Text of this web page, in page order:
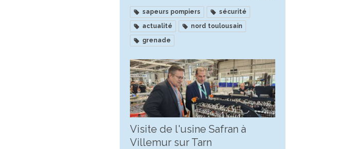
sapeurs pompiers
sécurité
actualité
nord toulousain
grenade
Visite de l'usine Safran à
Villemur sur Tarn